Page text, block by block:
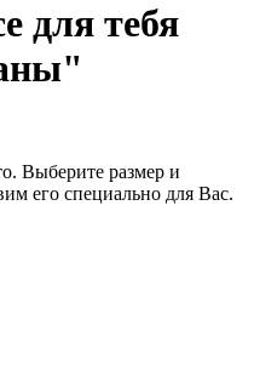
для тебя
Выберите размер и
его специально для Вас.